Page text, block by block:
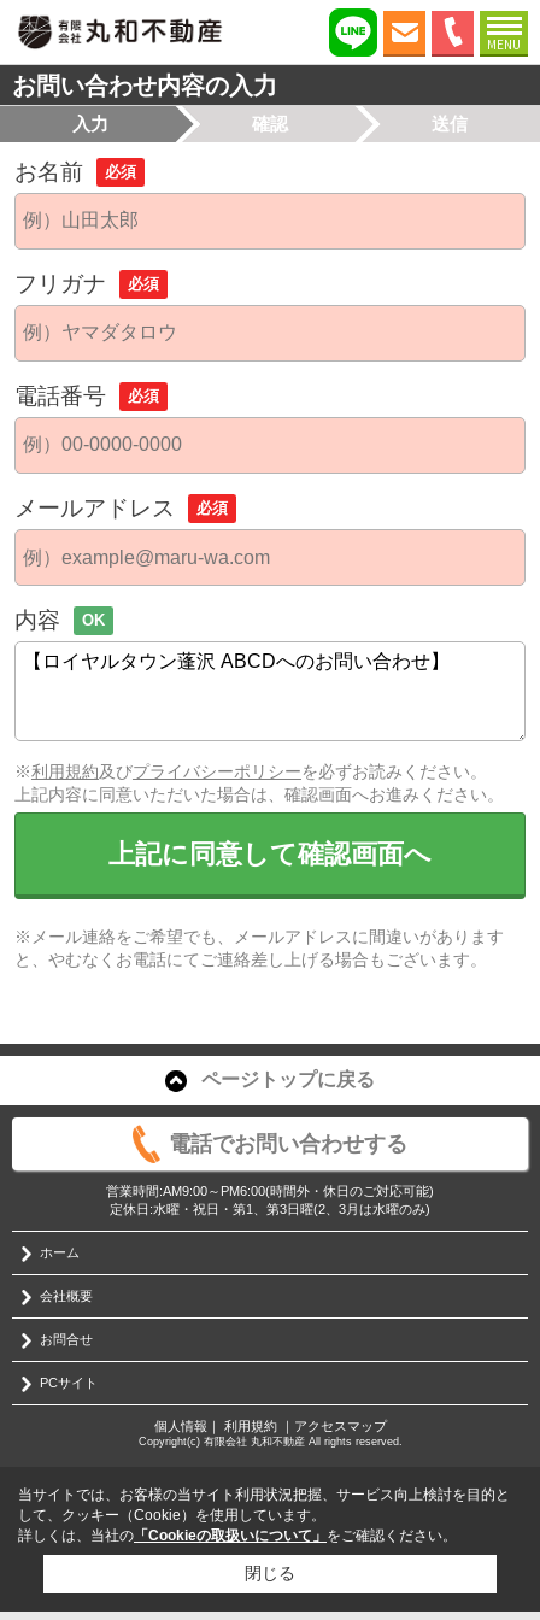
MENU
お問い合わせ内容の入力
入力 確認 送信
お名前 必須
フリガナ 必須
電話番号 必須
メールアドレス 必須
内容 OK
※利用規約及びプライバシーポリシーを必ずお読みください。
上記内容に同意いただいた場合は、確認画面へお進みください。
上記に同意して確認画面へ
※メール連絡をご希望でも、メールアドレスに間違いがあります
と、やむなくお電話にてご連絡差し上げる場合もございます。
ページトップに戻る
電話でお問い合わせする
営業時間:AM9:00～PM6:00(時間外・休日のご対応可能)
定休日:水曜・祝日・第1、第3日曜(2、3月は水曜のみ)
ホーム
会社概要
お問合せ
PCサイト
個人情報 ｜ 利用規約｜ アクセスマップ
Copyright(c) 有限会社 丸和不動産 All rights reserved.
当サイトでは、お客様の当サイト利用状況把握、サービス向上検討を目的と
して、クッキー（Cookie）を使用しています。
詳しくは、当社の 「Cookieの取扱いについて」 をご確認ください。
閉じる